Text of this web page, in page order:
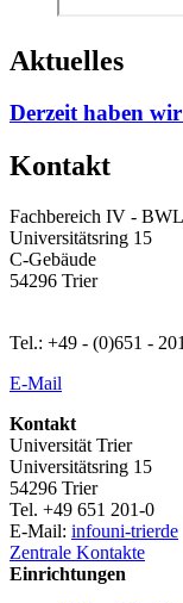
Aktuelles
Derzeit haben
Kontakt
Fachbereich IV - BWL
Universitätsring 15
C-Gebäude
54296 Trier
Tel.: +49 - (0)651 -
E-Mail
Kontakt
Universität Trier
Universitätsring 15
54296 Trier
Tel. +49 651 201-0
E-Mail: infouni-trierde
Zentrale Kontakte
Einrichtungen